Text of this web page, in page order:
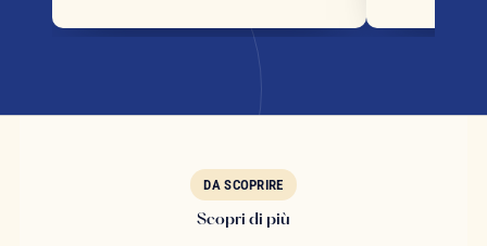
DA SCOPRIRE
Scopri di più